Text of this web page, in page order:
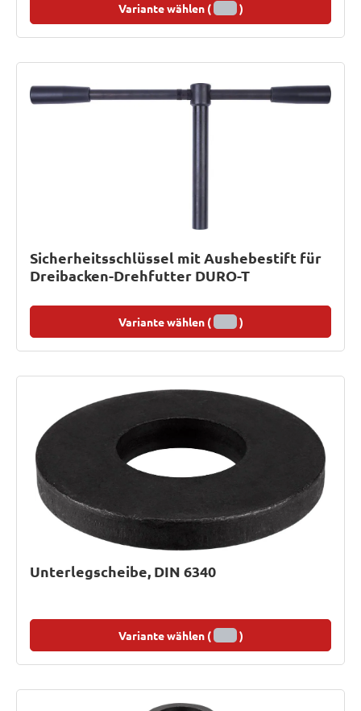
Variante wählen ( )
Sicherheitsschlüssel mit Aushebestift für
Dreibacken-Drehfutter DURO-T
Variante wählen ( )
Unterlegscheibe, DIN 6340
Variante wählen ( )